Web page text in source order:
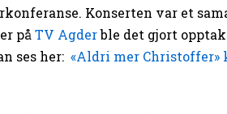
Konserten var et
på TV Agderble det gjort
ses her: «Aldri mer Christoffer»